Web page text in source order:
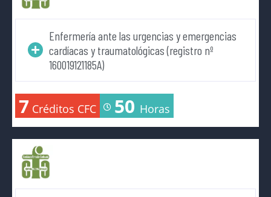
Enfermería ante las urgencias y emergencias
cardíacas y traumatológicas (registro nº
160019121185A)
7 Créditos CFC 50 Horas